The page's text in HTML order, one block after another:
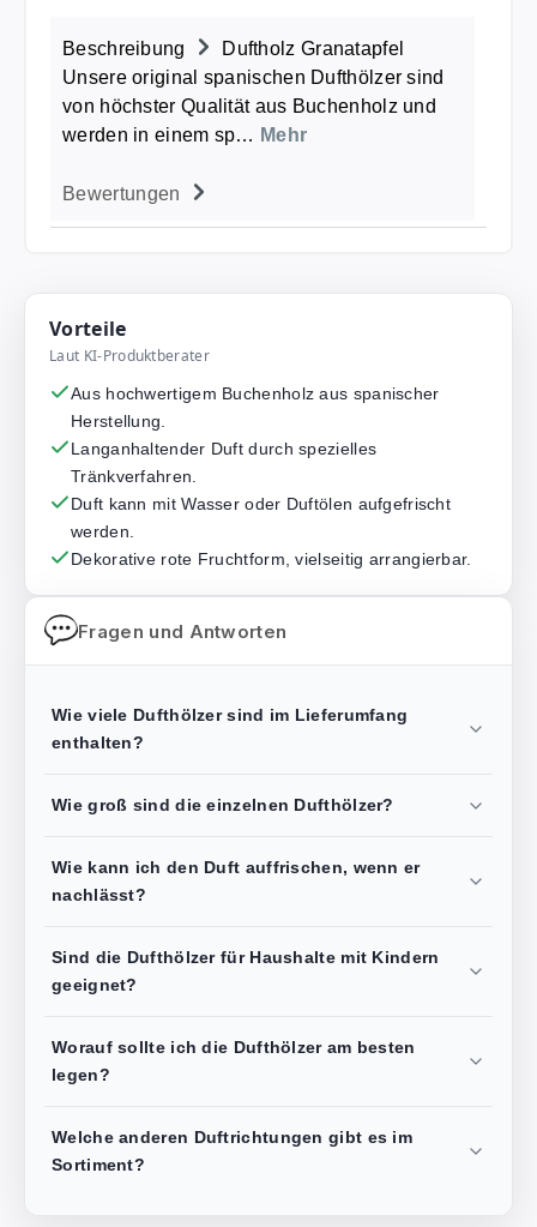
Beschreibung
Duftholz Granatapfel
Unsere original spanischen Dufthölzer sind
von höchster Qualität aus Buchenholz und
werden in einem sp… Mehr
Bewertungen
Vorteile
Laut KI-Produktberater
Aus hochwertigem Buchenholz aus spanischer
Herstellung.
Langanhaltender Duft durch spezielles
Tränkverfahren.
Duft kann mit Wasser oder Duftölen aufgefrischt
werden.
Dekorative rote Fruchtform, vielseitig arrangierbar.
Fragen und Antworten
Wie viele Dufthölzer sind im Lieferumfang
enthalten?
Wie groß sind die einzelnen Dufthölzer?
Wie kann ich den Duft auffrischen, wenn er
nachlässt?
Sind die Dufthölzer für Haushalte mit Kindern
geeignet?
Worauf sollte ich die Dufthölzer am besten
legen?
Welche anderen Duftrichtungen gibt es im
Sortiment?